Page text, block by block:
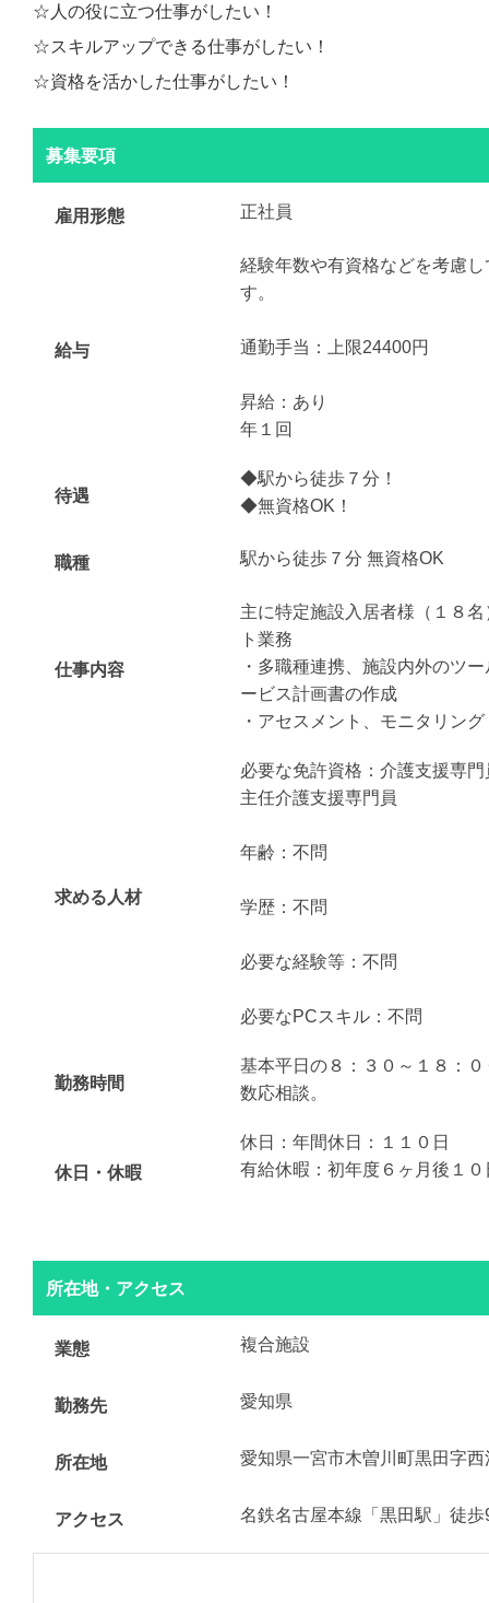
☆人の役に立つ仕事がしたい！
☆スキルアップできる仕事がしたい！
☆資格を活かした仕事がしたい！
募集要項
雇用形態 正社員
給与
経験年数や有資格などを考慮
す。
通勤手当：上限24400円
昇給：あり
年１回
待遇
◆駅から徒歩７分！
◆無資格OK！
職種 駅から徒歩７分 無資格OK
仕事内容
主に特定施設入居者様（１８
ト業務
・多職種連携、施設内外のツ
ービス計画書の作成
・アセスメント、モニタリング
求める人材
必要な免許資格：介護支援専門
主任介護支援専門員
年齢：不問
学歴：不問
必要な経験等：不問
必要なPCスキル：不問
勤務時間
基本平日の８：３０～１８：
数応相談。
休日・休暇
休日：年間休日：１１０日
有給休暇：初年度６ヶ月後１０
所在地・アクセス
業態 複合施設
勤務先 愛知県
所在地 愛知県一宮市木曽川町黒田字西
アクセス 名鉄名古屋本線「黒田駅」徒